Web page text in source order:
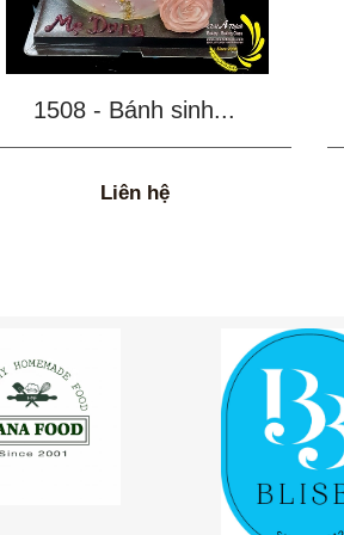
1508 - Bánh sinh...
Liên hệ